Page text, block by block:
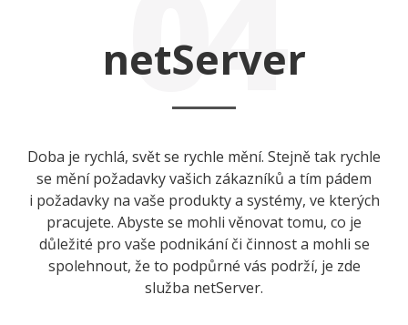
netServer
Doba je rychlá, svět se rychle mění. Stejně tak rychle
se mění požadavky vašich zákazníků a tím pádem
i požadavky na vaše produkty a systémy, ve kterých
pracujete. Abyste se mohli věnovat tomu, co je
důležité pro vaše podnikání či činnost a mohli se
spolehnout, že to podpůrné vás podrží, je zde
služba netServer.